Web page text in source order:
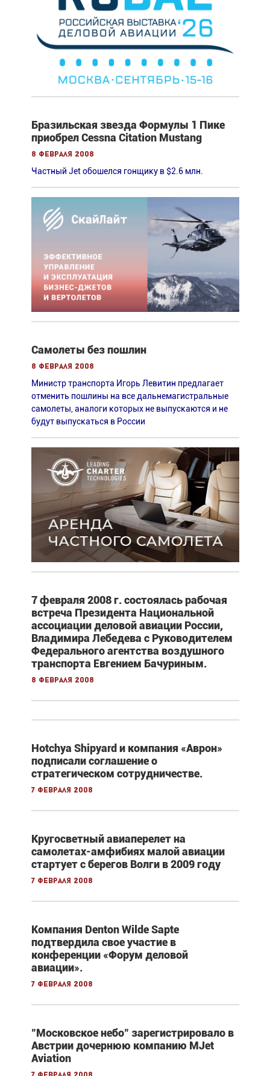
Бразильская звезда Формулы 1 Пике
приобрел Cessna Citation Mustang
8 февраля 2008
Частный Jet обошелся гонщику в $2.6 млн.
Самолеты без пошлин
8 февраля 2008
Министр транспорта Игорь Левитин предлагает
отменить пошлины на все дальнемагистральные
самолеты, аналоги которых не выпускаются и не
будут выпускаться в России
7 февраля 2008 г. состоялась рабочая
встреча Президента Национальной
ассоциации деловой авиации России,
Владимира Лебедева с Руководителем
Федерального агентства воздушного
транспорта Евгением Бачуриным.
8 февраля 2008
Hotchya Shipyard и компания «Аврон»
подписали соглашение о
стратегическом сотрудничестве.
7 февраля 2008
Кругосветный авиаперелет на
самолетах-амфибиях малой авиации
стартует с берегов Волги в 2009 году
7 февраля 2008
Компания Denton Wilde Sapte
подтвердила свое участие в
конференции «Форум деловой
авиации».
7 февраля 2008
"Московское небо" зарегистрировало в
Австрии дочернюю компанию MJet
Aviation